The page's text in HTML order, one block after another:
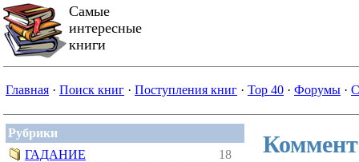
Самые
интересные
книги
Главная · Поиск книг · Поступления книг · Top 40 · Форумы ·
Рубрики
ГАДАНИЕ
18